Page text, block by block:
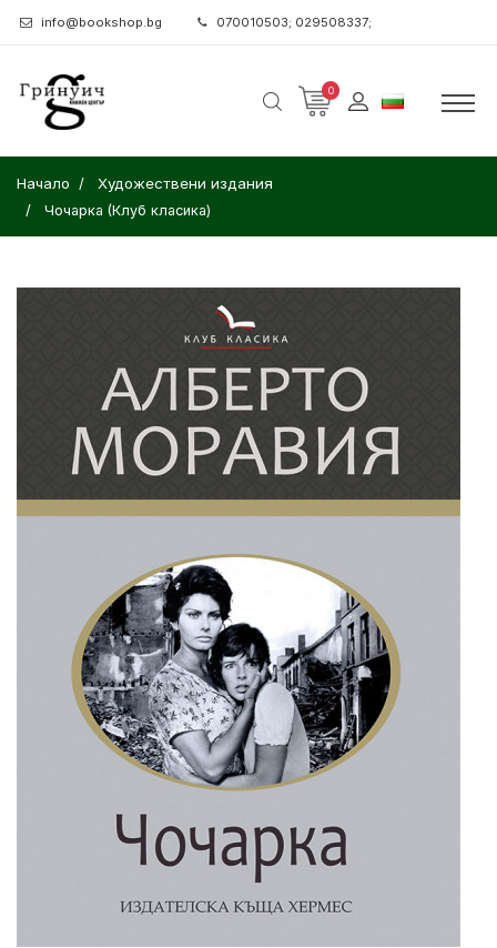
info@bookshop.bg 070010503; 029508337;
0
Начало Художествени издания
Чочарка (Клуб класика)